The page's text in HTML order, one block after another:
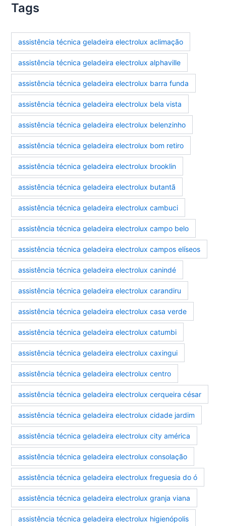
Tags
assistência técnica geladeira electrolux aclimação
assistência técnica geladeira electrolux alphaville
assistência técnica geladeira electrolux barra funda
assistência técnica geladeira electrolux bela vista
assistência técnica geladeira electrolux belenzinho
assistência técnica geladeira electrolux bom retiro
assistência técnica geladeira electrolux brooklin
assistência técnica geladeira electrolux butantã
assistência técnica geladeira electrolux cambuci
assistência técnica geladeira electrolux campo belo
assistência técnica geladeira electrolux campos elíseos
assistência técnica geladeira electrolux canindé
assistência técnica geladeira electrolux carandiru
assistência técnica geladeira electrolux casa verde
assistência técnica geladeira electrolux catumbi
assistência técnica geladeira electrolux caxingui
assistência técnica geladeira electrolux centro
assistência técnica geladeira electrolux cerqueira césar
assistência técnica geladeira electrolux cidade jardim
assistência técnica geladeira electrolux city américa
assistência técnica geladeira electrolux consolação
assistência técnica geladeira electrolux freguesia do ó
assistência técnica geladeira electrolux granja viana
assistência técnica geladeira electrolux higienópolis